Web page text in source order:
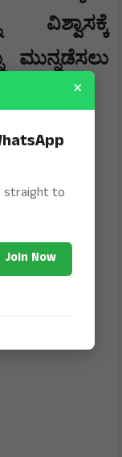
ವಿಶ್ವಾಸಕ್ಕೆ
ಮುನ್ನಡೆಸಲು
×
straight to
Join Now